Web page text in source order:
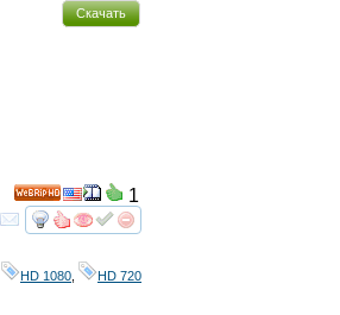
Скачать
смотретьинтересует
HD
1
HD 1080 HD 720